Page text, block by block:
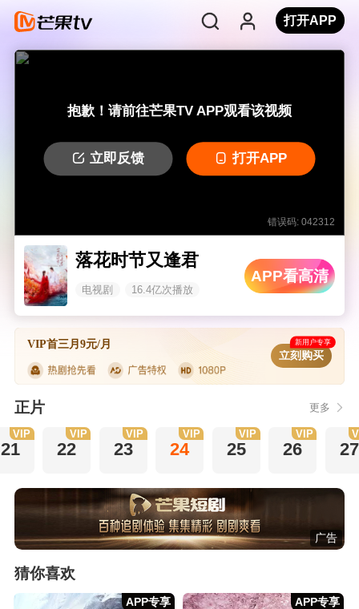
打开APP
抱歉！请前往芒果TV APP观看该视频
立即反馈 打开APP
错误码: 042312
落花时节又逢君
电视剧 16.4亿次播放
APP看高清
VIP首三月9元/月 新用户专享
立刻购买
正片 更多
21
VIP
22
VIP
23
VIP
24
VIP
25
VIP
26
VIP
27
广告
猜你喜欢
APP专享 APP专享